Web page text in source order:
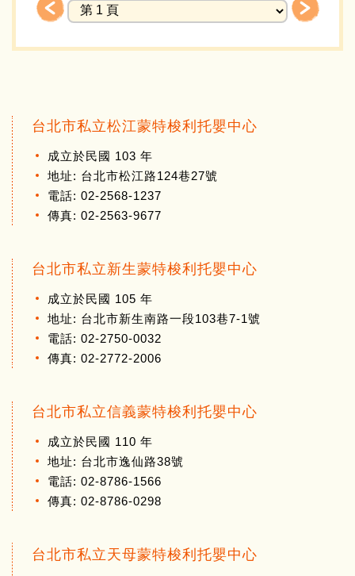
台北市私立松江蒙特梭利托嬰中心
成立於民國 103 年
地址: 台北市松江路124巷27號
電話: 02-2568-1237
傳真: 02-2563-9677
台北市私立新生蒙特梭利托嬰中心
成立於民國 105 年
地址: 台北市新生南路一段103巷7-1號
電話: 02-2750-0032
傳真: 02-2772-2006
台北市私立信義蒙特梭利托嬰中心
成立於民國 110 年
地址: 台北市逸仙路38號
電話: 02-8786-1566
傳真: 02-8786-0298
台北市私立天母蒙特梭利托嬰中心